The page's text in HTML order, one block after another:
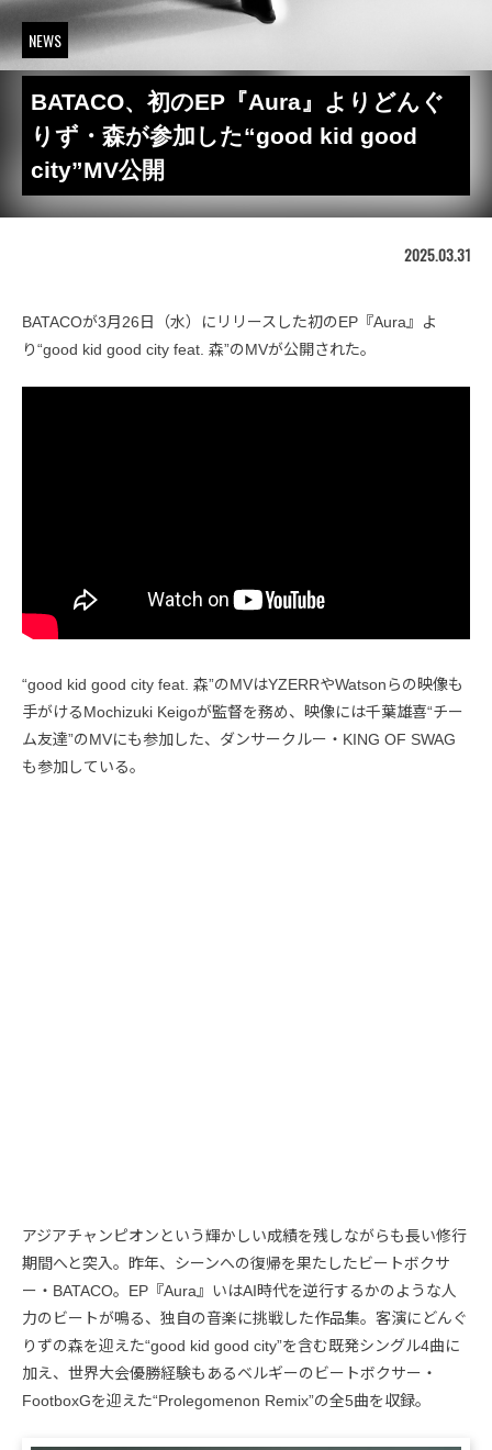
NEWS
BATACO、初のEP『Aura』よりどんぐ
りず・森が参加した“good kid good
city”MV公開
2025.03.31
BATACOが3月26日（水）にリリースした初のEP『Aura』よ
り“good kid good city feat. 森”のMVが公開された。
“good kid good city feat. 森”のMVはYZERRやWatsonらの映像も
手がけるMochizuki Keigoが監督を務め、映像には千葉雄喜“チー
ム友達”のMVにも参加した、ダンサークルー・KING OF SWAG
も参加している。
アジアチャンピオンという輝かしい成績を残しながらも長い修行
期間へと突入。昨年、シーンへの復帰を果たしたビートボクサ
ー・BATACO。EP『Aura』いはAI時代を逆行するかのような人
力のビートが鳴る、独自の音楽に挑戦した作品集。客演にどんぐ
りずの森を迎えた“good kid good city”を含む既発シングル4曲に
加え、世界大会優勝経験もあるベルギーのビートボクサー・
FootboxGを迎えた“Prolegomenon Remix”の全5曲を収録。